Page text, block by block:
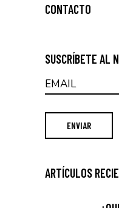
CONTACTO
SUSCRÍBETE AL
ARTÍCULOS